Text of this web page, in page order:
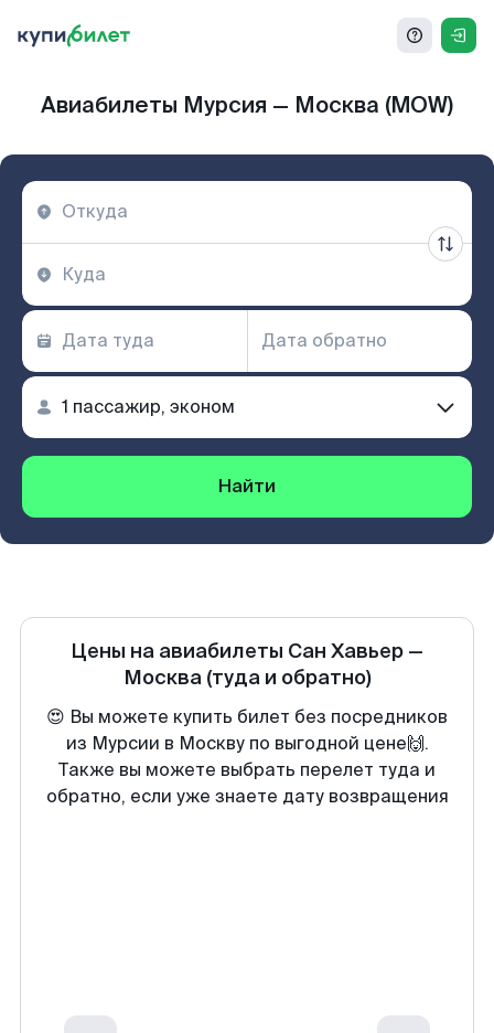
Авиабилеты Мурсия — Москва (MOW)
Найти
Цены на авиабилеты Сан Хавьер —
Москва (туда и обратно)
😍 Вы можете купить билет без посредников
из Мурсии в Москву по выгодной цене🙌.
Также вы можете выбрать перелет туда и
обратно, если уже знаете дату возвращения